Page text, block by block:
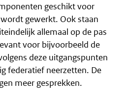
geschikt voor
gewerkt. Ook staan
allemaal op de pas
voor bijvoorbeeld de
deze uitgangspunten
federatief neerzetten. De
meer gesprekken.